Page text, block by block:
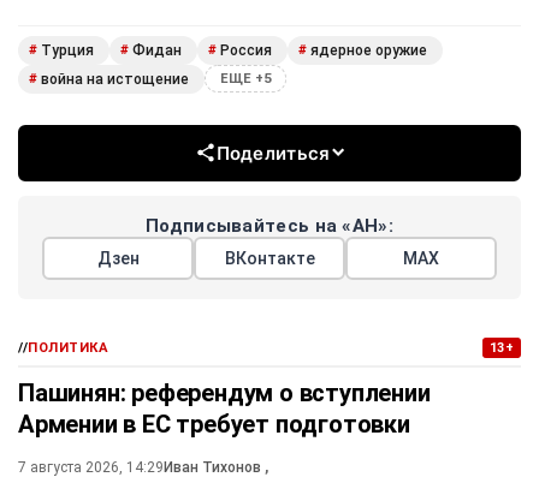
# Турция # Фидан # Россия # ядерное оружие
# война на истощение ЕЩЕ +5
Поделиться
Подписывайтесь на «АН»:
Дзен ВКонтакте МАХ
//ПОЛИТИКА 13+
Пашинян: референдум о вступлении
Армении в ЕС требует подготовки
7 августа 2026, 14:29Иван Тихонов ,